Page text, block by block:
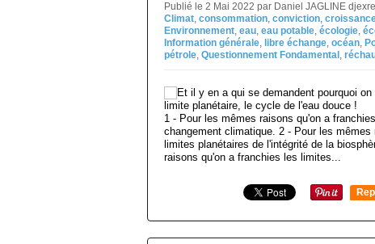
Publié le 2 Mai 2022 par Daniel JAGLINE
Climat, consommation, conviction,
Environnement, eau, eau potable, écologie,
Information générale, libre échange, océan,
pétrole, Questionnement Fondamental ,
1 - Pour les mêmes raisons qu'on a
changement climatique. 2 - Pour les
limites planétaires de l'intégrité de la
raisons qu'on a franchies les limites...